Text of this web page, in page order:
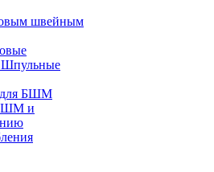
швейным
для БШМ
и